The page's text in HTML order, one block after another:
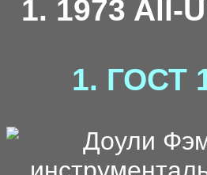
1. 1973 All-
1. ГОСТ